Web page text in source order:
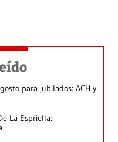
para jubilados: ACH y
La Espriella: